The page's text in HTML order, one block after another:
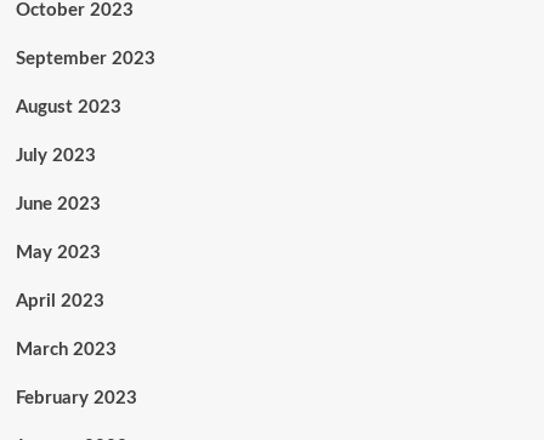
October 2023
September 2023
August 2023
July 2023
June 2023
May 2023
April 2023
March 2023
February 2023